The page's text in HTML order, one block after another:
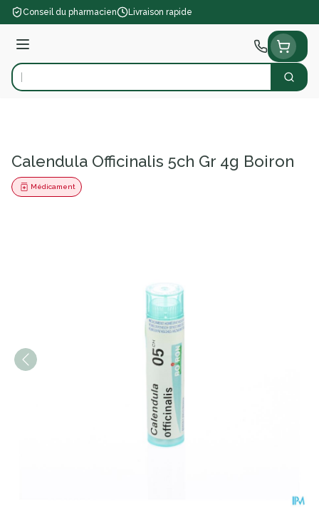
Aller au contenu
Conseil du pharmacien Livraison rapide
Menu
Rechercher
Calendula Officinalis 5ch Gr 4g Boiron
Médicament